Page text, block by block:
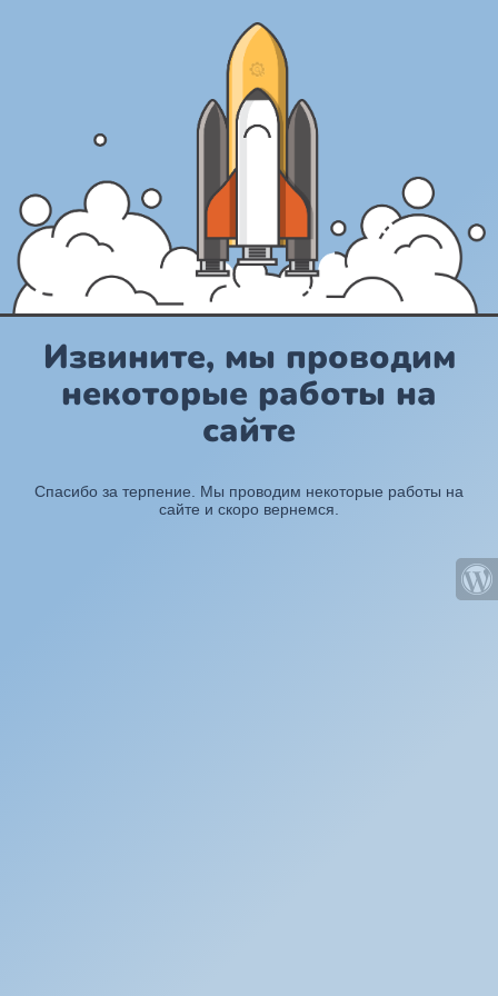
Извините, мы проводим
некоторые работы на
сайте
Спасибо за терпение. Мы проводим некоторые работы на
сайте и скоро вернемся.